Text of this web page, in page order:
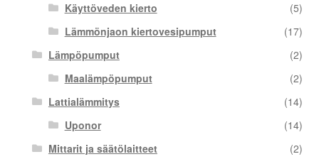
Käyttöveden kierto
(5)
Lämmönjaon kiertovesipumput
(17)
Lämpöpumput
(2)
Maalämpöpumput
(2)
Lattialämmitys
(14)
Uponor
(14)
Mittarit ja säätölaitteet
(2)